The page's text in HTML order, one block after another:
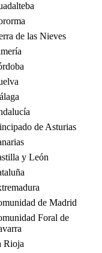
de las Nieves
de Asturias
y León
de Madrid
Foral de
Rioja